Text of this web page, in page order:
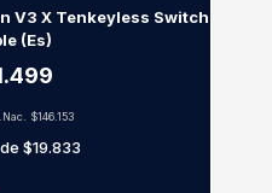
V3 X Tenkeyless Switch
(Es)
$146.153
$19.833